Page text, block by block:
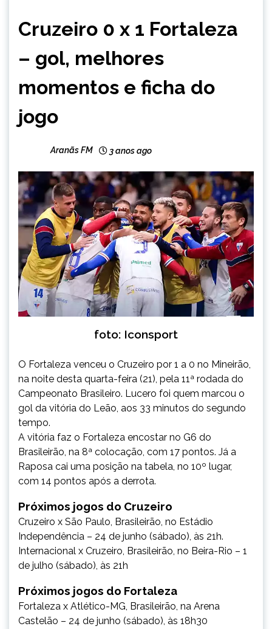
Cruzeiro 0 x 1 Fortaleza
– gol, melhores
momentos e ficha do
jogo
Aranãs FM 3 anos ago
foto: Iconsport
O Fortaleza venceu o Cruzeiro por 1 a 0 no Mineirão,
na noite desta quarta-feira (21), pela 11ª rodada do
Campeonato Brasileiro. Lucero foi quem marcou o
gol da vitória do Leão, aos 33 minutos do segundo
tempo.
A vitória faz o Fortaleza encostar no G6 do
Brasileirão, na 8ª colocação, com 17 pontos. Já a
Raposa cai uma posição na tabela, no 10º lugar,
com 14 pontos após a derrota.
Próximos jogos do Cruzeiro
Cruzeiro x São Paulo, Brasileirão, no Estádio
Independência – 24 de junho (sábado), às 21h.
Internacional x Cruzeiro, Brasileirão, no Beira-Rio – 1
de julho (sábado), às 21h
Próximos jogos do Fortaleza
Fortaleza x Atlético-MG, Brasileirão, na Arena
Castelão – 24 de junho (sábado), às 18h30